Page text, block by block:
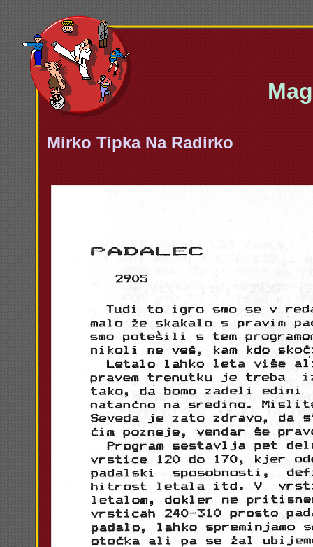
Mirko Tipka Na Radirko